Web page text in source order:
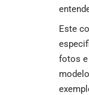
Este
fotos e